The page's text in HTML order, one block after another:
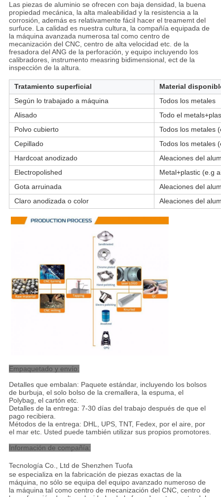
Las piezas de aluminio se ofrecen con baja densidad, la buena
propiedad mecánica, la alta maleabilidad y la resistencia a la
corrosión, además es relativamente fácil hacer el treamemt del
surfuce. La calidad es nuestra cultura, la compañía equipada de
la máquina avanzada numerosa tal como centro de
mecanización del CNC, centro de alta velocidad etc. de la
fresadora del ANG de la perforación, y equipo incluyendo los
calibradores, instrumento measring bidimensional, ect de la
inspección de la altura.
Tratamiento superficial
Material
Según lo trabajado a máquina
Todos los metales
Alisado
Todo el
Polvo cubierto
Todos los metales
Cepillado
Todos los metales
Hardcoat anodizado
Aleaciones del
Electropolished
Metal+plastic (e.g
Gota arruinada
Aleaciones del
Claro anodizada o color
Aleaciones del
Empaquetado y envío:
Detalles que embalan: Paquete estándar, incluyendo los bolsos
de burbuja, el solo bolso de la cremallera, la espuma, el
Polybag, el cartón etc.
Detalles de la entrega: 7-30 días del trabajo después de que el
pago recibiera.
Métodos de la entrega: DHL, UPS, TNT, Fedex, por el aire, por
el mar etc. Usted puede también utilizar sus propios promotores.
Información de compañía:
Tecnología Co., Ltd de Shenzhen Tuofa
se especializa en la fabricación de piezas exactas de la
máquina, no sólo se equipa del equipo avanzado numeroso de
la máquina tal como centro de mecanización del CNC, centro de